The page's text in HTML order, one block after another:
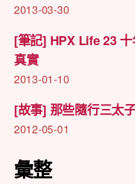
2013-03-30
[筆記] HPX Life 23
真實
2013-01-10
[故事] 那些隨行三太
2012-05-01
彙整